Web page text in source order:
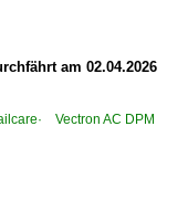
am 02.04.2026
Vectron AC DPM